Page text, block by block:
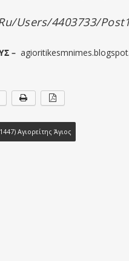
users/4403733/
–
Αγιορείτης Άγιος